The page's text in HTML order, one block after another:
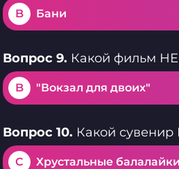
B Бани
Вопрос 9. Какой фильм
B "Вокзал для двоих"
Вопрос 10. Какой сувенир
C Хрустальные балалайки